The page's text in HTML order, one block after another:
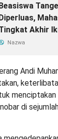
Akhir
Nazwa
Andi
di